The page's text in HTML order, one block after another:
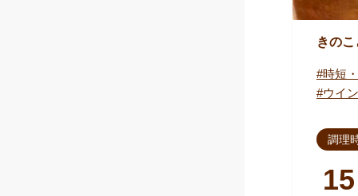
きの
時短
ウイ
調理
15